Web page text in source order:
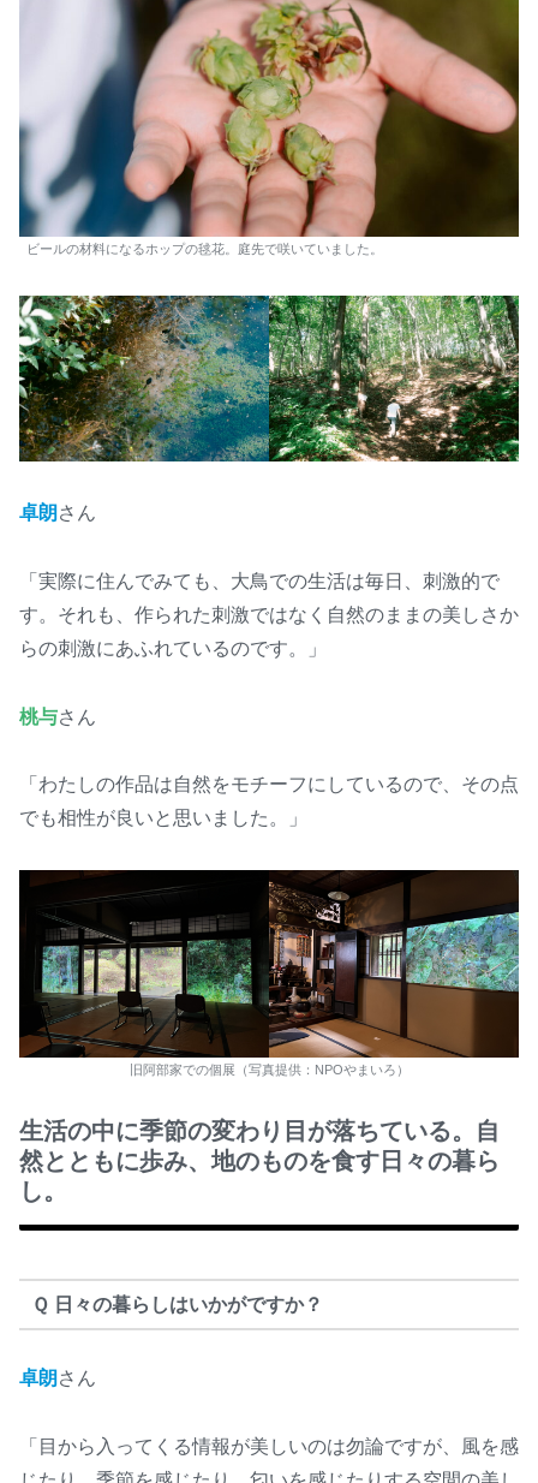
ビールの材料になるホップの毬花。庭先で咲いていました。
卓朗 さん
「実際に住んでみても、大鳥での生活は毎日、刺激的で
す。それも、作られた刺激ではなく自然のままの美しさか
らの刺激にあふれているのです。」
桃与さん
「わたしの作品は自然をモチーフにしているので、その点
でも相性が良いと思いました。」
旧阿部家での個展（写真提供：NPOやまいろ）
生活の中に季節の変わり目が落ちている。自
然とともに歩み、地のものを食す日々の暮ら
し。
Ｑ 日々の暮らしはいかがですか？
卓朗 さん
「目から入ってくる情報が美しいのは勿論ですが、風を感